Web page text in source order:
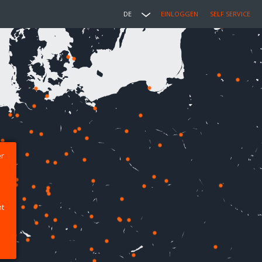
DE EINLOGGEN SELF SERVICE